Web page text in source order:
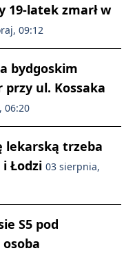
19-latek zmarł w
09:12
bydgoskim
przy ul. Kossaka
06:20
lekarską trzeba
Łodzi 03 sierpnia,
S5 pod
osoba